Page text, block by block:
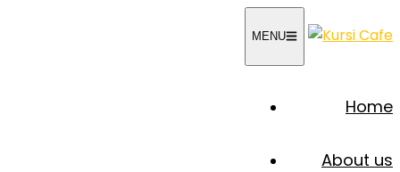
MENU
Home
About us